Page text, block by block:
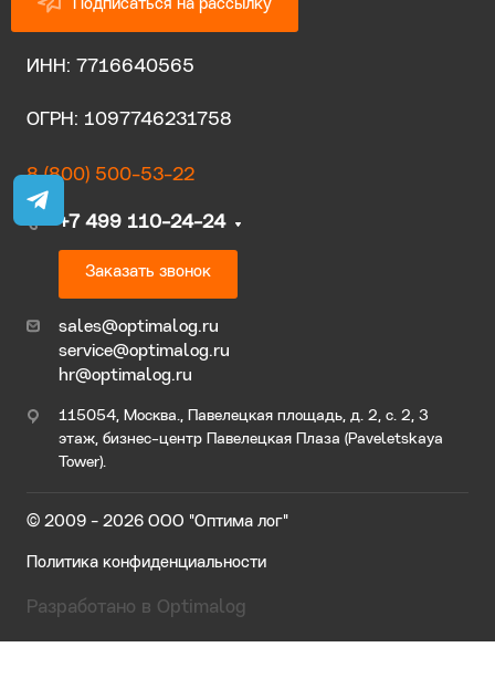
Подписаться на рассылку
ИНН: 7716640565
ОГРН: 1097746231758
8 (800) 500-53-22
+7 499 110-24-24
Заказать звонок
sales@optimalog.ru
service@optimalog.ru
hr@optimalog.ru
115054, Москва., Павелецкая площадь, д. 2, с. 2, 3
этаж, бизнес-центр Павелецкая Плаза (Paveletskaya
Tower).
© 2009 - 2026 ООО "Оптима лог"
Политика конфиденциальности
Разработано в Optimalog